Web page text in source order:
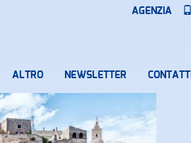
AGENZIA
ALTRO NEWSLETTER CONTATTI